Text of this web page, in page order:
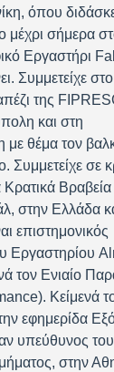
όπου
μέχρι σήμερα
Εργαστήρι
Συμμετείχε στο
της
και στη
θέμα τον
Συμμετείχε σε
Βραβεία
στην Ελλάδα
επιστημονικός
Εργαστηρίου
τον Ενιαίο
Κείμενά
εφημερίδα
υπεύθυνος του
στην